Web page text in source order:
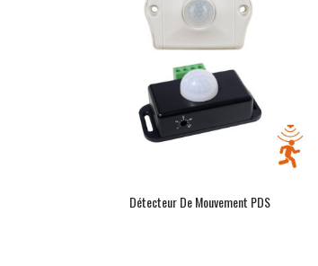
Détecteur De Mouvement PDS